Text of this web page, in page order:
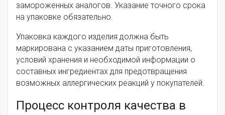
замороженных аналогов. Указание точного срока
на упаковке обязательно.
Упаковка каждого изделия должна быть
маркирована с указанием даты приготовления,
условий хранения и необходимой информации о
составных ингредиентах для предотвращения
возможных аллергических реакций у покупателей.
Процесс контроля качества в